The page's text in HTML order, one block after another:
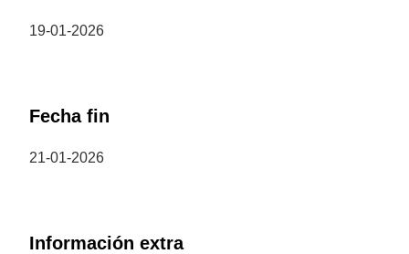
19-01-2026
Fecha fin
21-01-2026
Información extra